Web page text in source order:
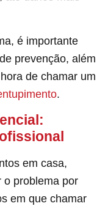
é importante
prevenção, além
de chamar um
.
em casa,
o problema por
em que chamar